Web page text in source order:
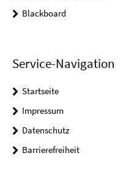
Blackboard
Service-Navigation
Startseite
Impressum
Datenschutz
Barrierefreiheit